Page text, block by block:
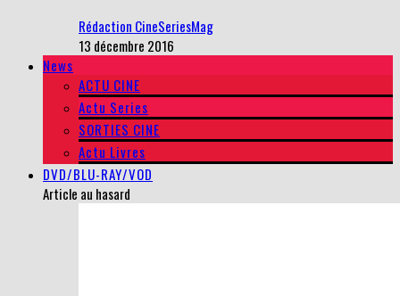
Rédaction CineSeriesMag
13 décembre 2016
News
ACTU CINE
Actu Series
SORTIES CINE
Actu Livres
DVD/BLU-RAY/VOD
Article au hasard